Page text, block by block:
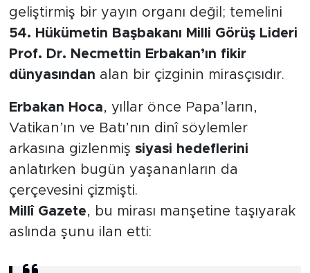
geliştirmiş bir yayın organı değil; temelini
54. Hükümetin Başbakanı Milli Görüş Lideri
Prof. Dr. Necmettin Erbakan’ın fikir
dünyasından alan bir çizginin mirasçısıdır.
Erbakan Hoca, yıllar önce Papa’ların,
Vatikan’ın ve Batı’nın dinî söylemler
arkasına gizlenmiş siyasi hedeflerini
anlatırken bugün yaşananların da
çerçevesini çizmişti.
Millî Gazete, bu mirası manşetine taşıyarak
aslında şunu ilan etti: